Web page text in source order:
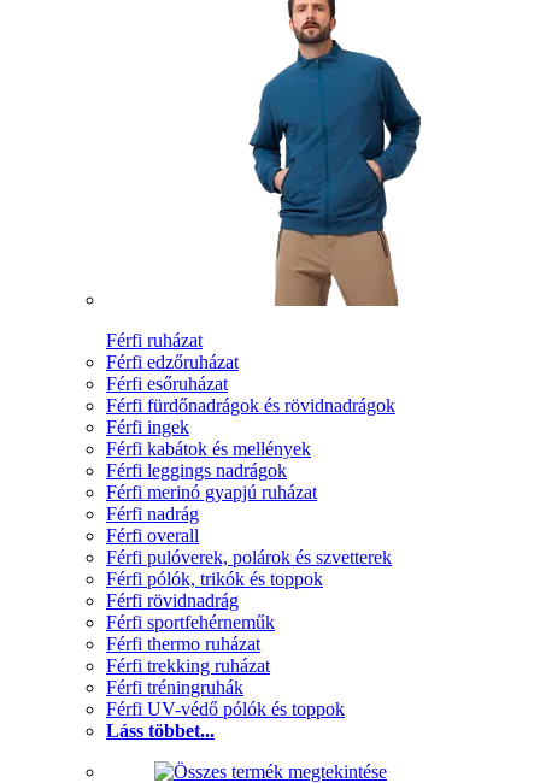
Férfi ruházat
Férfi edzőruházat
Férfi esőruházat
Férfi fürdőnadrágok és rövidnadrágok
Férfi ingek
Férfi kabátok és mellények
Férfi leggings nadrágok
Férfi merinó gyapjú ruházat
Férfi nadrág
Férfi overall
Férfi pulóverek, polárok és szvetterek
Férfi pólók, trikók és toppok
Férfi rövidnadrág
Férfi sportfehérneműk
Férfi thermo ruházat
Férfi trekking ruházat
Férfi tréningruhák
Férfi UV-védő pólók és toppok
Láss többet...